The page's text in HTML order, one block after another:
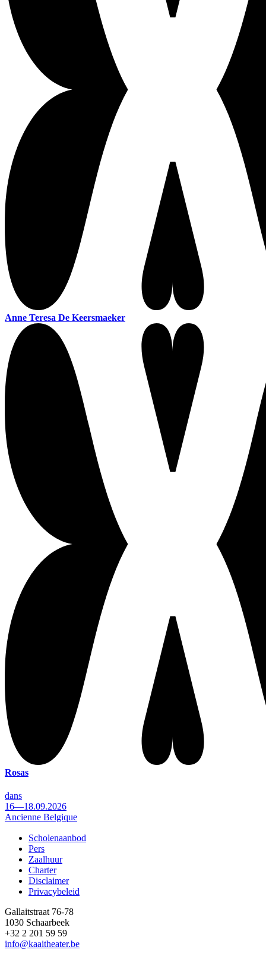
Anne Teresa De Keersmaeker
Rosas
dans
16—18.09.2026
Ancienne Belgique
Footer
Scholenaanbod
Pers
Zaalhuur
Charter
Disclaimer
Privacybeleid
Gallaitstraat 76-78
1030 Schaarbeek
+32 2 201 59 59
info@kaaitheater.be